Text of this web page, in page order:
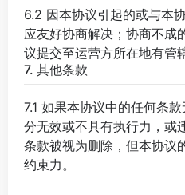
6.2 因本协议引起的或与本
应友好协商解决；协商不成
议提交至运营方所在地有管
7. 其他条款
7.1 如果本协议中的任何条
分无效或不具有执行力，或
条款被视为删除，但本协议
约束力。